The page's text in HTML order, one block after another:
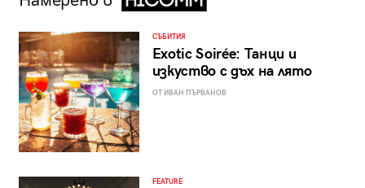
СЪБИТИЯ
Exotic Soirée: Танци и
изкуство с дъх на лято
ОТ ИВАН ПЪРВАНОВ
FEATURE